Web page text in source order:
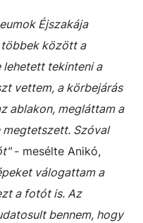
Éjszakája
között a
lehetett tekinteni a
vettem, a körbejárás
ablakon, megláttam a
Szóval
- mesélte Anikó,
válogattam a
a fotót is. Az
bennem, hogy